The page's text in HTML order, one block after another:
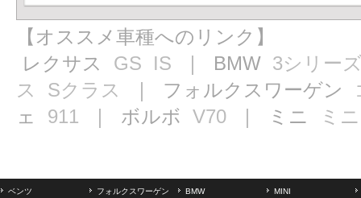
【オススメ車種へのリンク】
レクサス GS IS ｜ BMW 3シリー
ス
Sクラス ｜ フォルクスワーゲン
ェ 911 ｜ ボルボ V70 ｜ ミニ ミニ
ベンツ フォルクスワーゲン BMW
MINI